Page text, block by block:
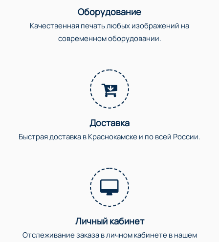
Оборудование
Качественная печать любых изображений на
современном оборудовании.
Доставка
Быстрая доставка в Краснокамске и по всей России.
Личный кабинет
Отслеживание заказа в личном кабинете в нашем